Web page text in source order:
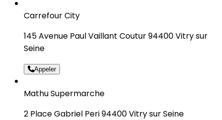
Carrefour City
145 Avenue Paul Vaillant Coutur 94400 Vitry sur
Seine
Appeler
Mathu Supermarche
2 Place Gabriel Peri 94400 Vitry sur Seine